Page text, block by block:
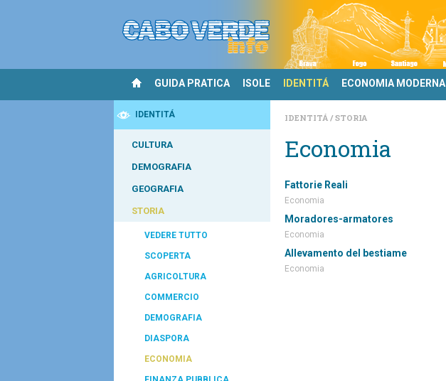
GUIDA PRATICA ISOLE IDENTITÁ ECONOMIA MODERNA
IDENTITÁ
CULTURA
DEMOGRAFIA
GEOGRAFIA
STORIA
VEDERE TUTTO
SCOPERTA
AGRICOLTURA
COMMERCIO
DEMOGRAFIA
DIASPORA
ECONOMIA
IDENTITÁ STORIA
Economia
Fattorie Reali
Economia
Moradores-armatores
Economia
Allevamento del bestiame
Economia